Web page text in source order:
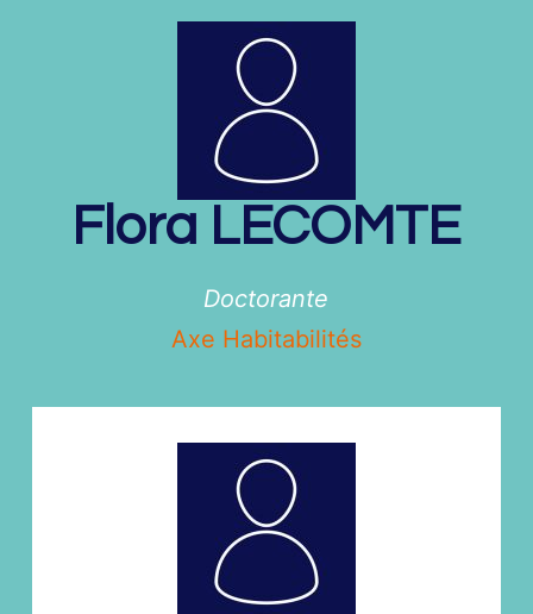
Flora LECOMTE
Doctorante
Axe Habitabilités